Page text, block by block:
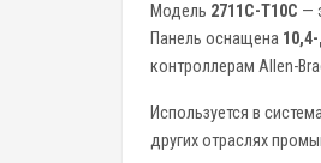
Модель 2711C-T10C —
Панель оснащена
контроллерам Allen-
Используется в
других отраслях